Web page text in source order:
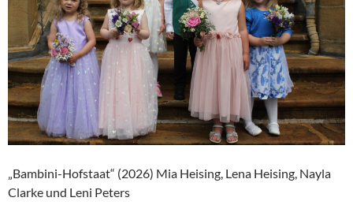
„Bambini-Hofstaat“ (2026) Mia Heising, Lena Heising, Nayla
Clarke und Leni Peters